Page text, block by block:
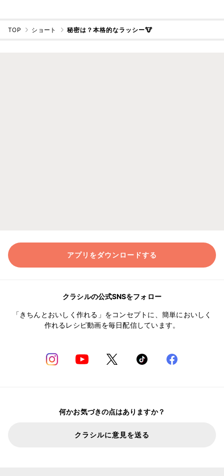
TOP ショート 秘密は？本格的なラッシー🐮
アプリをダウンロードする
クラシルの公式SNSをフォロー
「きちんとおいしく作れる」をコンセプトに、簡単においしく
作れるレシピ動画を毎日配信しています。
何かお気づきの点はありますか？
クラシルに意見を送る